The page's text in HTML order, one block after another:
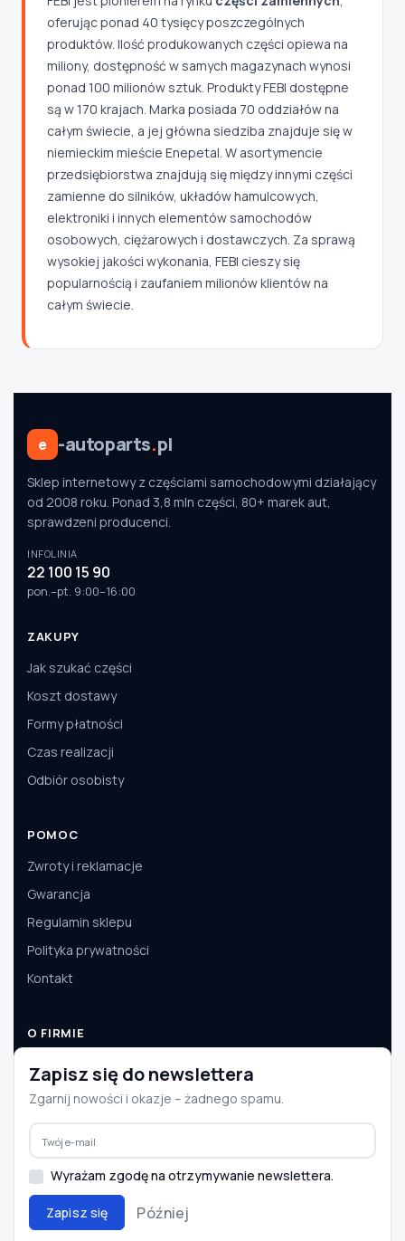
oferując ponad 40 tysięcy poszczególnych
produktów. Ilość produkowanych części opiewa na
miliony, dostępność w samych magazynach wynosi
ponad 100 milionów sztuk. Produkty FEBI dostępne
są w 170 krajach. Marka posiada 70 oddziałów na
całym świecie, a jej główna siedziba znajduje się w
niemieckim mieście Enepetal. W asortymencie
przedsiębiorstwa znajdują się między innymi części
zamienne do silników, układów hamulcowych,
elektroniki i innych elementów samochodów
osobowych, ciężarowych i dostawczych. Za sprawą
wysokiej jakości wykonania, FEBI cieszy się
popularnością i zaufaniem milionów klientów na
całym świecie.
e -autoparts.pl
Sklep internetowy z częściami samochodowymi działający
od 2008 roku. Ponad 3,8 mln części, 80+ marek aut,
sprawdzeni producenci.
INFOLINIA
22 100 15 90
pon.–pt. 9:00–16:00
ZAKUPY
Jak szukać części
Koszt dostawy
Formy płatności
Czas realizacji
Odbiór osobisty
POMOC
Zwroty i reklamacje
Gwarancja
Regulamin sklepu
Polityka prywatności
Kontakt
O FIRMIE
Dane firmy
Aktualności
Współpraca B2B
© 2008–2026 e-autoparts.pl · Wszelkie prawa zastrzeżone
Zapisz się do newslettera
Zgarnij nowości i okazje – żadnego spamu.
Wyrażam zgodę na otrzymywanie newslettera.
Zapisz się Później